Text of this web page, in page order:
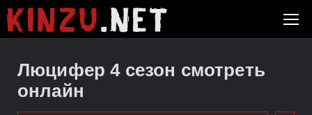
Люцифер 4 сезон смотреть
онлайн